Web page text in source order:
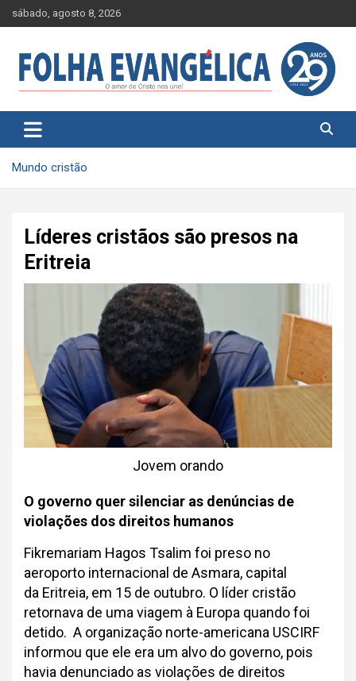
Skip
to
sábado, agosto 8, 2026
Mundo cristão
Líderes cristãos são presos na
Eritreia
Jovem orando
O governo quer silenciar as denúncias de
violações dos direitos humanos
Fikremariam Hagos Tsalim foi preso no
aeroporto internacional de Asmara, capital
da Eritreia, em 15 de outubro. O líder cristão
retornava de uma viagem à Europa quando foi
detido. A organização norte-americana USCIRF
informou que ele era um alvo do governo, pois
havia denunciado as violações de direitos